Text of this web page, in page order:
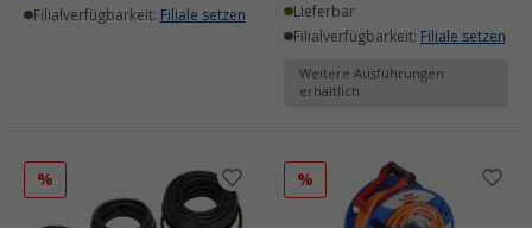
Filialverfügbarkeit: Filiale setzen
Lieferbar
Filialverfügbarkeit: Filiale setzen
Weitere Ausführungen
erhältlich
% %